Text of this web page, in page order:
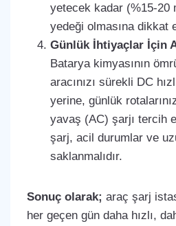
yetecek kadar (%15-20
yedeği olmasına dikkat
Günlük İhtiyaçlar İçin
Batarya kimyasının
aracınızı sürekli DC
yerine, günlük
yavaş (AC) şarjı tercih
şarj, acil durumlar ve
saklanmalıdır.
Sonuç olarak; araç şarj
her geçen gün daha hızlı,